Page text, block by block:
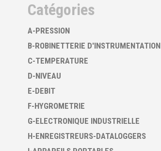
Catégories
A-PRESSION
B-ROBINETTERIE D'INSTRUMENTATION
C-TEMPERATURE
D-NIVEAU
E-DEBIT
F-HYGROMETRIE
G-ELECTRONIQUE INDUSTRIELLE
H-ENREGISTREURS-DATALOGGERS